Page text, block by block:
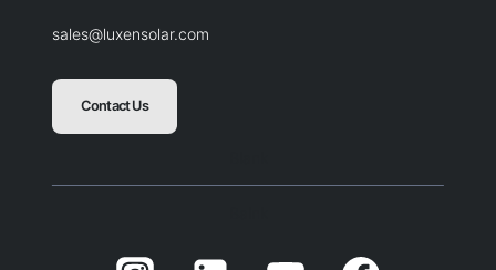
sales@luxensolar.com
Contact Us